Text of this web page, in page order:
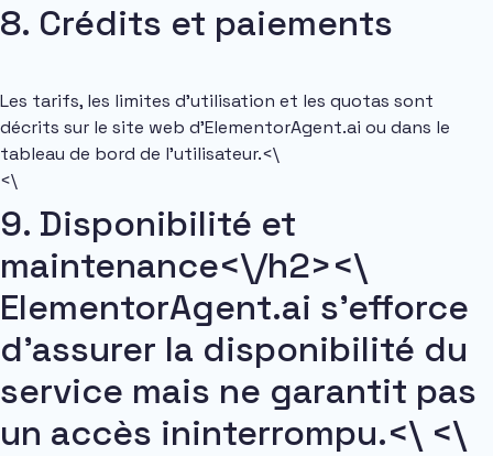
8. Crédits et paiements
Les tarifs, les limites d’utilisation et les quotas sont
décrits sur le site web d’ElementorAgent.ai ou dans le
tableau de bord de l’utilisateur.<\
<\
9. Disponibilité et
maintenance<\/h2><\
ElementorAgent.ai s'efforce
d'assurer la disponibilité du
service mais ne garantit pas
un accès ininterrompu.<\ <\